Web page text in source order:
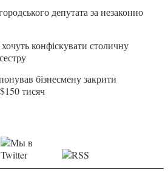
депутата за незаконно
конфіскувати столичну
бізнесмену закрити
тисяч